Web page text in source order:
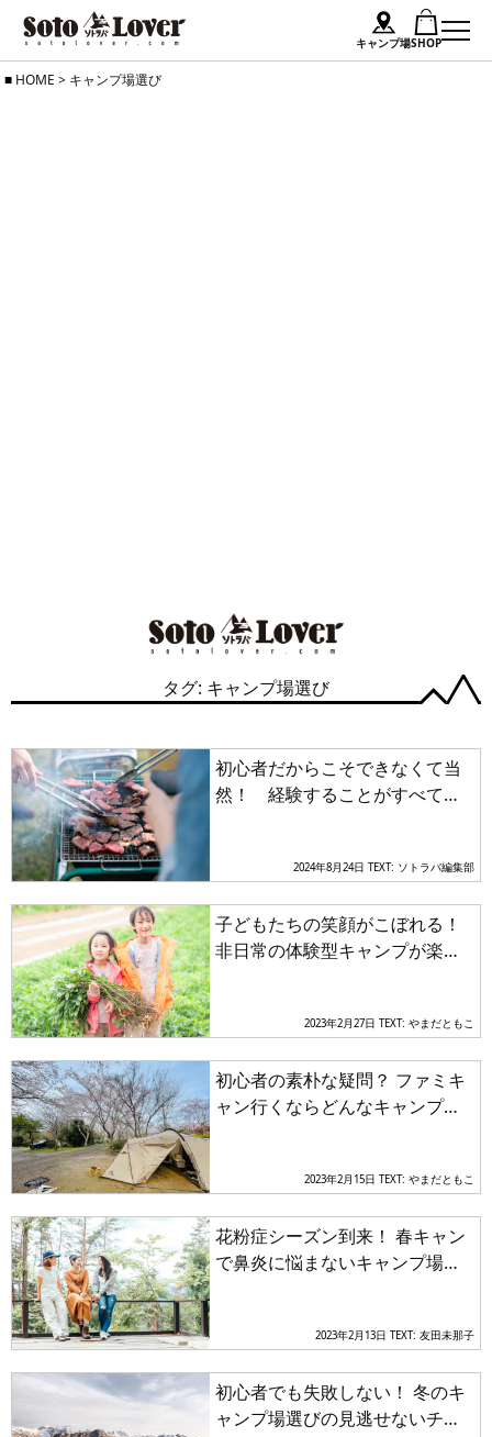
キャンプ場SHOP
SkipHOME > キャンプ場選び
タグ: キャンプ場選び
初心者だからこそできなくて当
然！ 経験することがすべての
2024年8月24日 TEXT: ソトラバ編集部
子どもたちの笑顔がこぼれる！
非日常の体験型キャンプが楽し
2023年2月27日 TEXT: やまだともこ
初心者の素朴な疑問？ ファミキ
ャン行くならどんなキャンプ場
2023年2月15日 TEXT: やまだともこ
花粉症シーズン到来！ 春キャン
で鼻炎に悩まないキャンプ場選
2023年2月13日 TEXT: 友田未那子
初心者でも失敗しない！ 冬のキ
ャンプ場選びの見逃せないチェ